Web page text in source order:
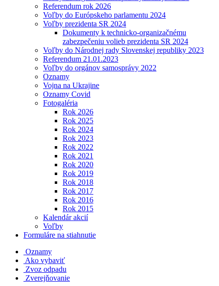
Referendum rok 2026
Voľby do Európskeho parlamentu 2024
Voľby prezidenta SR 2024
Dokumenty k technicko-organizačnému
zabezpečeniu volieb prezidenta SR 2024
Voľby do Národnej rady Slovenskej republiky 2023
Referendum 21.01.2023
Voľby do orgánov samosprávy 2022
Oznamy
Vojna na Ukrajine
Oznamy Covid
Fotogaléria
Rok 2026
Rok 2025
Rok 2024
Rok 2023
Rok 2022
Rok 2021
Rok 2020
Rok 2019
Rok 2018
Rok 2017
Rok 2016
Rok 2015
Kalendár akcií
Voľby
Formuláre na stiahnutie
Oznamy
Ako vybaviť
Zvoz odpadu
Zverejňovanie